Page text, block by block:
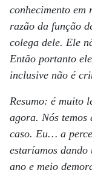
conhecimento em
razão da função
colega dele. Ele
Então portanto
inclusive não é
Resumo: é muito
agora. Nós temos
caso. Eu… a
estaríamos
ano e meio